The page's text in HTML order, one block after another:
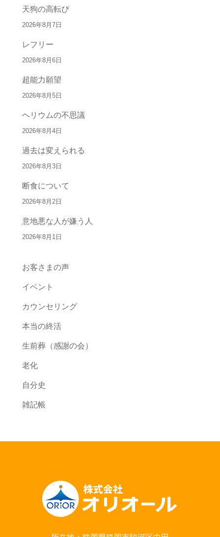
天狗の高転び
2026年8月7日
レフリー
2026年8月6日
超能力願望
2026年8月5日
ヘリウムの不思議
2026年8月4日
過去は変えられる
2026年8月3日
断食について
2026年8月2日
意地悪な人が嫌う人
2026年8月1日
お客さまの声
イベント
カウンセリング
本当の終活
生前葬（感謝の会）
老化
自分史
雑記帳